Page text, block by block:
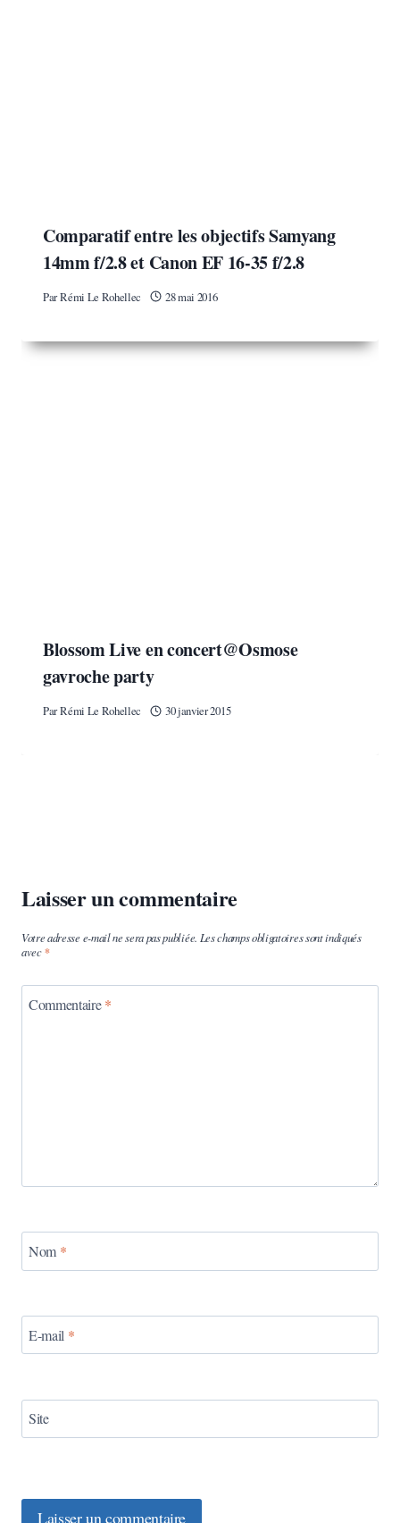
Comparatif entre les objectifs Samyang
14mm f/2.8 et Canon EF 16-35 f/2.8
ParRémi Le Rohellec 28 mai 2016
Blossom Live en concert@Osmose
gavroche party
ParRémi Le Rohellec 30 janvier 2015
Laisser un commentaire
Votre adresse e-mail ne sera pas publiée. Les champs obligatoires sont indiqués
avec*
Commentaire*
Nom *
E-mail *
Site